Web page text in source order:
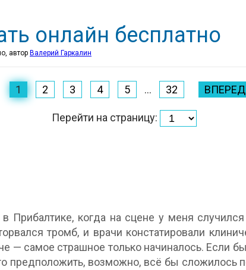
онлайн бесплатно
автор Валерий Гаркалин
1 2 3 4 5 ... 32 ВПЕРЕД
Перейти на страницу:
Прибалтике, когда на сцене у меня
тромб, и врачи констатировали
— самое страшное только начиналось. Если
предположить, возможно, всё бы сложилось